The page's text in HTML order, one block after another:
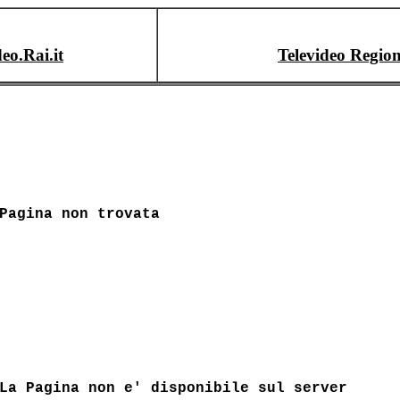
Televideo
Pagina non trovata
La Pagina non e' disponibile sul server